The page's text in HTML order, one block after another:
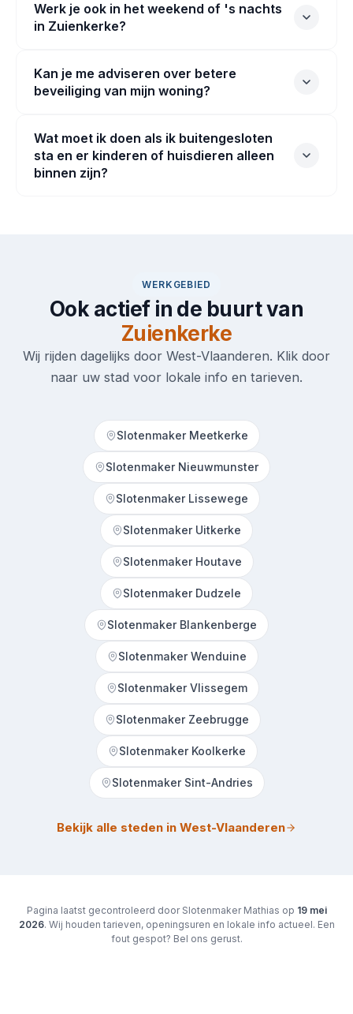
Werk je ook in het weekend of 's nachts
in Zuienkerke?
Kan je me adviseren over betere
beveiliging van mijn woning?
Wat moet ik doen als ik buitengesloten
sta en er kinderen of huisdieren alleen
binnen zijn?
WERKGEBIED
Ook actief in de buurt van
Zuienkerke
Wij rijden dagelijks door West-Vlaanderen. Klik door
naar uw stad voor lokale info en tarieven.
Slotenmaker Meetkerke
Slotenmaker Nieuwmunster
Slotenmaker Lissewege
Slotenmaker Uitkerke
Slotenmaker Houtave
Slotenmaker Dudzele
Slotenmaker Blankenberge
Slotenmaker Wenduine
Slotenmaker Vlissegem
Slotenmaker Zeebrugge
Slotenmaker Koolkerke
Slotenmaker Sint-Andries
Bekijk alle steden in West-Vlaanderen
Pagina laatst gecontroleerd door Slotenmaker Mathias op 19 mei
2026. Wij houden tarieven, openingsuren en lokale info actueel. Een
fout gespot? Bel ons gerust.